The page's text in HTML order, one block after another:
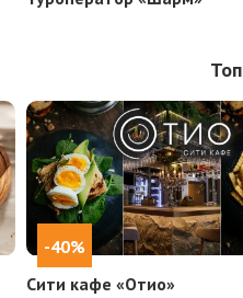
-40%
Сити кафе «Отио»